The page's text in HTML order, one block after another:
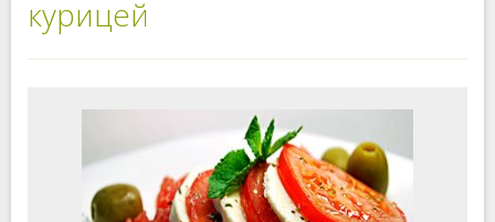
курицей